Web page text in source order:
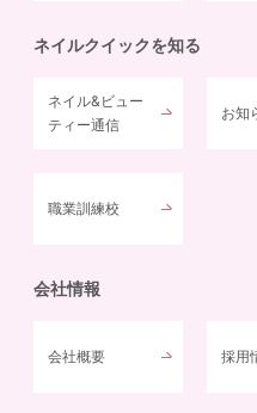
ネイルクイックを知る
ネイル&ビュー
ティー通信
お知
職業訓練校
会社情報
会社概要 採用